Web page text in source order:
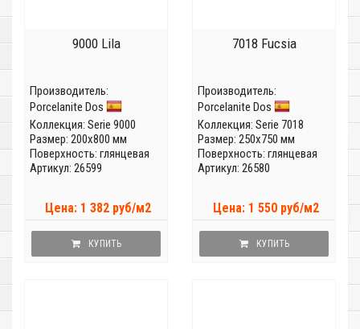
9000 Lila
Производитель:
Porcelanite Dos
Коллекция: Serie 9000
Размер: 200x800 мм
Поверхность: глянцевая
Артикул: 26599
Цена: 1 382 руб/м2
КУПИТЬ
7018 Fucsia
Производитель:
Porcelanite Dos
Коллекция: Serie 7018
Размер: 250x750 мм
Поверхность: глянцевая
Артикул: 26580
Цена: 1 550 руб/м2
КУПИТЬ